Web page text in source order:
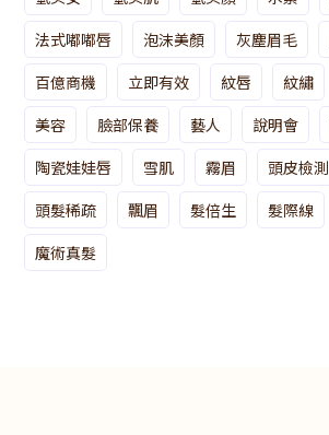
法式嘟嘟唇
泡沫美顏 灰塵眉毛
百億商機
立即有效 紋唇 紋繡
美容
臉部保養 藝人 說明會
陶瓷娃娃唇
雪肌 霧眉 頭皮檢測
頭髮稀疏
飄眉 髮倍生 髮際線
魔術真髮